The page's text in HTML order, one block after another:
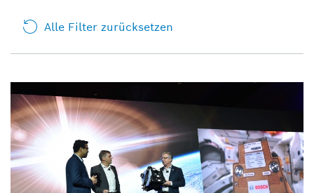
Alle Filter zurücksetzen